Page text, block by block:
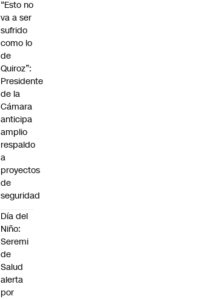
“Esto no
va a ser
sufrido
como lo
de
Quiroz”:
Presidente
de la
Cámara
anticipa
amplio
respaldo
a
proyectos
de
seguridad
Día del
Niño:
Seremi
de
Salud
alerta
por